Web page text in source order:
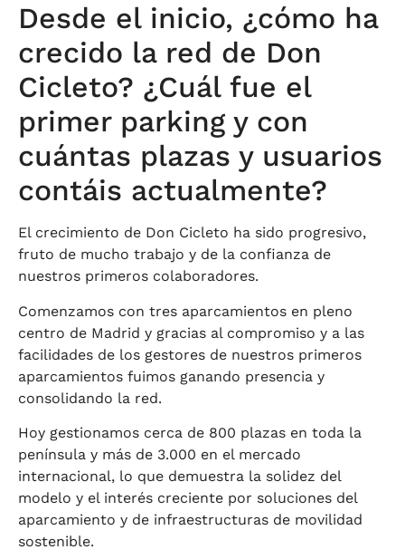
Desde el inicio, ¿cómo ha
crecido la red de Don
Cicleto? ¿Cuál fue el
primer parking y con
cuántas plazas y usuarios
contáis actualmente?
El crecimiento de Don Cicleto ha sido progresivo,
fruto de mucho trabajo y de la confianza de
nuestros primeros colaboradores.
Comenzamos con tres aparcamientos en pleno
centro de Madrid y gracias al compromiso y a las
facilidades de los gestores de nuestros primeros
aparcamientos fuimos ganando presencia y
consolidando la red.
Hoy gestionamos cerca de 800 plazas en toda la
península y más de 3.000 en el mercado
internacional, lo que demuestra la solidez del
modelo y el interés creciente por soluciones del
aparcamiento y de infraestructuras de movilidad
sostenible.